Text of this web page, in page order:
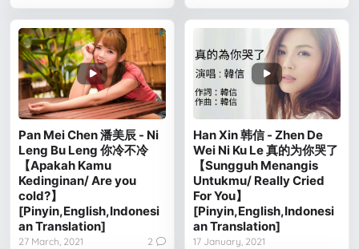
Pan Mei Chen 潘美辰 - Ni
Leng Bu Leng 你冷不冷
【Apakah Kamu
Kedinginan/ Are you
cold?】
[Pinyin,English,Indonesi
an Translation]
27 March, 2021 2
Han Xin 韩信 - Zhen De
Wei Ni Ku Le 真的为你哭了
【Sungguh Menangis
Untukmu/ Really Cried
For You】
[Pinyin,English,Indonesi
an Translation]
17 January, 2021